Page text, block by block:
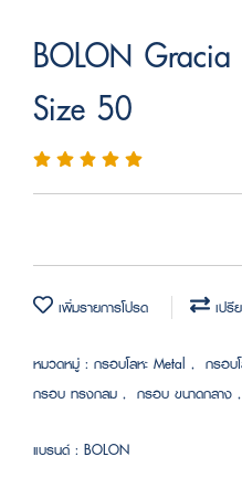
BOLON
Size 50
เพิ่มรายการโปรด เปรี
หมวดหมู่ : กรอบโลหะ Metal , กรอบ
กรอบ ทรงกลม , กรอบ ขนาดกลาง ,
แบรนด์ : BOLON